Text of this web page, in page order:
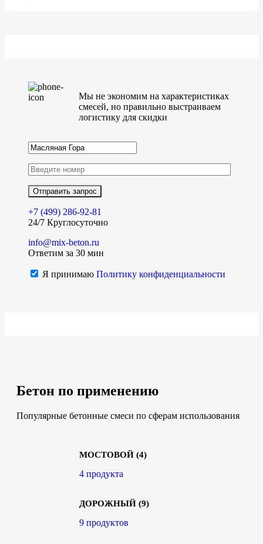
Мы не экономим на характеристиках
смесей, но правильно выстраиваем
логистику для скидки
+7 (499) 286-92-81
24/7 Круглосуточно
info@mix-beton.ru
Ответим за 30 мин
Я принимаю Политику конфиденциальности
Бетон по применению
Популярные бетонные смеси по сферам использования
МОСТОВОЙ (4)
4 продукта
ДОРОЖНЫЙ (9)
9 продуктов